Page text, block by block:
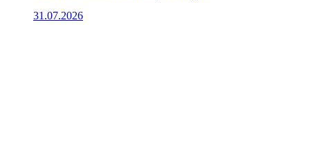
31.07.2026